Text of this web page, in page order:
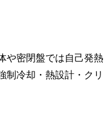
や密閉盤では自己発熱
制冷却・熱設計・クリ